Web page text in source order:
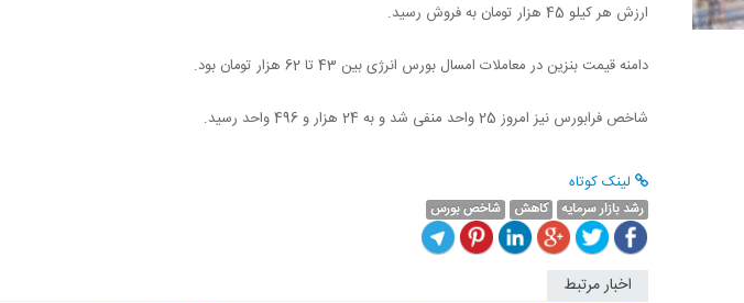
ارزش هر کیلو 45 هزار تومان به فروش رسید.
دامنه قیمت بنزین در معاملات امسال بورس انرژی بین 43 تا 62 هزار تومان بود.
شاخص فرابورس نیز امروز 25 واحد منفی شد و به 24 هزار و 496 واحد رسید.
لینک کوتاه
رشد بازار سرمایه کاهش شاخص بورس
اخبار مرتبط